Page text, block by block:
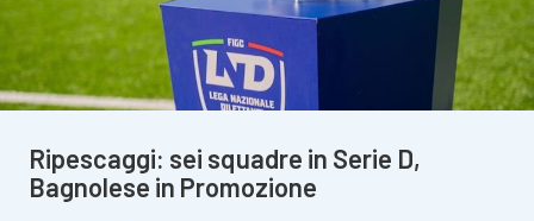
Ripescaggi: sei squadre in Serie D,
Bagnolese in Promozione